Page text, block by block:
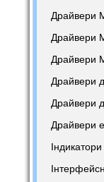
Драйвери
Драйвери
Драйвери
Драйвери
Драйвери
Драйвери